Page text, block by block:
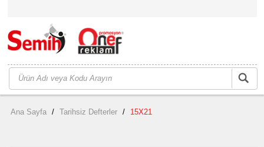
Ana Sayfa / Tarihsiz Defterler / 15X21